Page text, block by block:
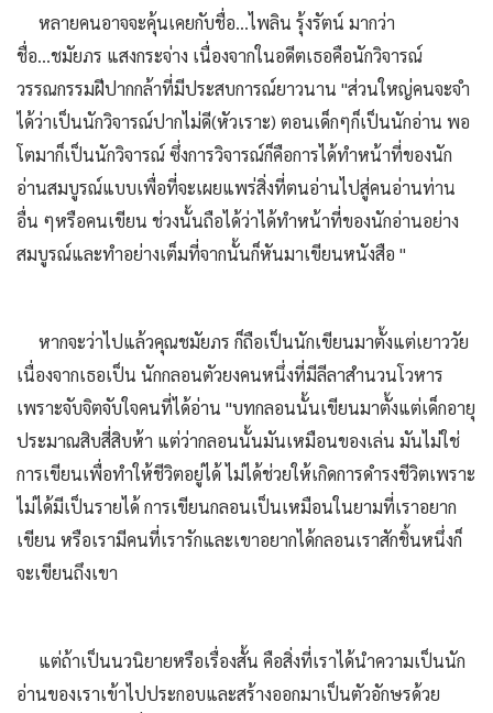
หลายคนอาจจะคุ้นเคยกับชื่อ...ไพลิน รุ้งรัตน์ มากว่า
ชื่อ...ชมัยภร แสงกระจ่าง เนื่องจากในอดีตเธอคือนักวิจารณ์
วรรณกรรมฝีปากกล้าที่มีประสบการณ์ยาวนาน "ส่วนใหญ่คนจะจำ
ได้ว่าเป็นนักวิจารณ์ปากไม่ดี(หัวเราะ) ตอนเด็กๆก็เป็นนักอ่าน พอ
โตมาก็เป็นนักวิจารณ์ ซึ่งการวิจารณ์ก็คือการได้ทำหน้าที่ของนัก
อ่านสมบูรณ์แบบเพื่อที่จะเผยแพร่สิ่งที่ตนอ่านไปสู่คนอ่านท่าน
อื่น ๆหรือคนเขียน ช่วงนั้นถือได้ว่าได้ทำหน้าที่ของนักอ่านอย่าง
สมบูรณ์และทำอย่างเต็มที่จากนั้นก็หันมาเขียนหนังสือ "
หากจะว่าไปแล้วคุณชมัยภร ก็ถือเป็นนักเขียนมาตั้งแต่เยาววัย
เนื่องจากเธอเป็น นักกลอนตัวยงคนหนึ่งที่มีลีลาสำนวนโวหาร
เพราะจับจิตจับใจคนที่ได้อ่าน "บทกลอนนั้นเขียนมาตั้งแต่เด็กอายุ
ประมาณสิบสี่สิบห้า แต่ว่ากลอนนั้นมันเหมือนของเล่น มันไม่ใช่
การเขียนเพื่อทำให้ชีวิตอยู่ได้ ไม่ได้ช่วยให้เกิดการดำรงชีวิตเพราะ
ไม่ได้มีเป็นรายได้ การเขียนกลอนเป็นเหมือนในยามที่เราอยาก
เขียน หรือเรามีคนที่เรารักและเขาอยากได้กลอนเราสักชิ้นหนึ่งก็
จะเขียนถึงเขา
แต่ถ้าเป็นนวนิยายหรือเรื่องสั้น คือสิ่งที่เราได้นำความเป็นนัก
อ่านของเราเข้าไปประกอบและสร้างออกมาเป็นตัวอักษรด้วย